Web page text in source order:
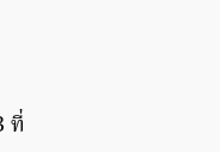
ที่